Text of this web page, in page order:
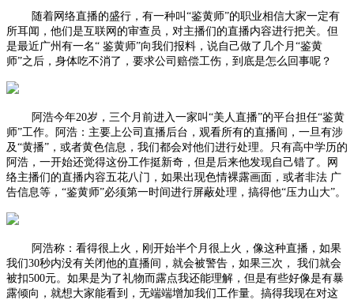
随着网络直播的盛行，有一种叫“鉴黄师”的职业相信大家一定有
所耳闻，他们是互联网的审查员，对主播们的直播内容进行把关。但
是最近广州有一名“ 鉴黄师”向我们报料，说自己做了几个月“鉴黄
师”之后，身体吃不消了，要求公司赔偿工伤，到底是怎么回事呢？
阿浩今年20岁，三个月前进入一家叫“美人直播”的平台担任“鉴黄
师”工作。阿浩：主要上公司直播后台，观看所有的直播间，一旦有涉
及“黄播”，或者黄色信息，我们都会对他们进行处理。只有高中学历的
阿浩，一开始还觉得这份工作挺新奇，但是后来他发现自己错了。网
络主播们的直播内容五花八门，如果出现色情裸露画面，或者非法 广
告信息等，“鉴黄师”必须第一时间进行屏蔽处理，搞得他“压力山大”。
阿浩称：看得很上火，刚开始半个月很上火，像这种直播，如果
我们30秒内没有关闭他的直播间，就会被警告，如果三次， 我们就会
被扣500元。如果是为了礼物而露点我还能理解，但是有些好像是有暴
露倾向，就想大家能看到，无端端增加我们工作量。搞得我现在对这